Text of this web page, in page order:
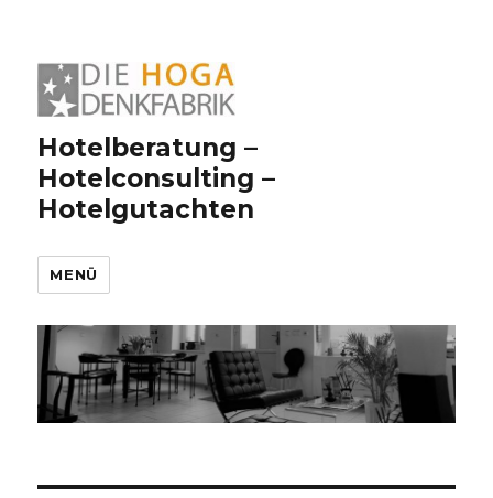
Hotelberatung –
Hotelconsulting –
Hotelgutachten
MENÜ